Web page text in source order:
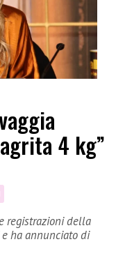
4 kg”
registrazioni della
e ha annunciato di